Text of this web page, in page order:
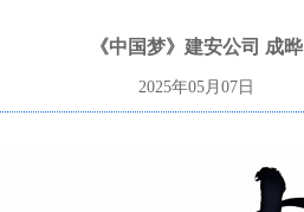
《中国梦》建安公司 成晔
2025年05月07日